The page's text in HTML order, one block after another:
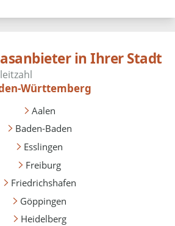
in Ihrer Stadt
Württemberg
Aalen
Baden-Baden
Esslingen
Freiburg
Friedrichshafen
Göppingen
Heidelberg